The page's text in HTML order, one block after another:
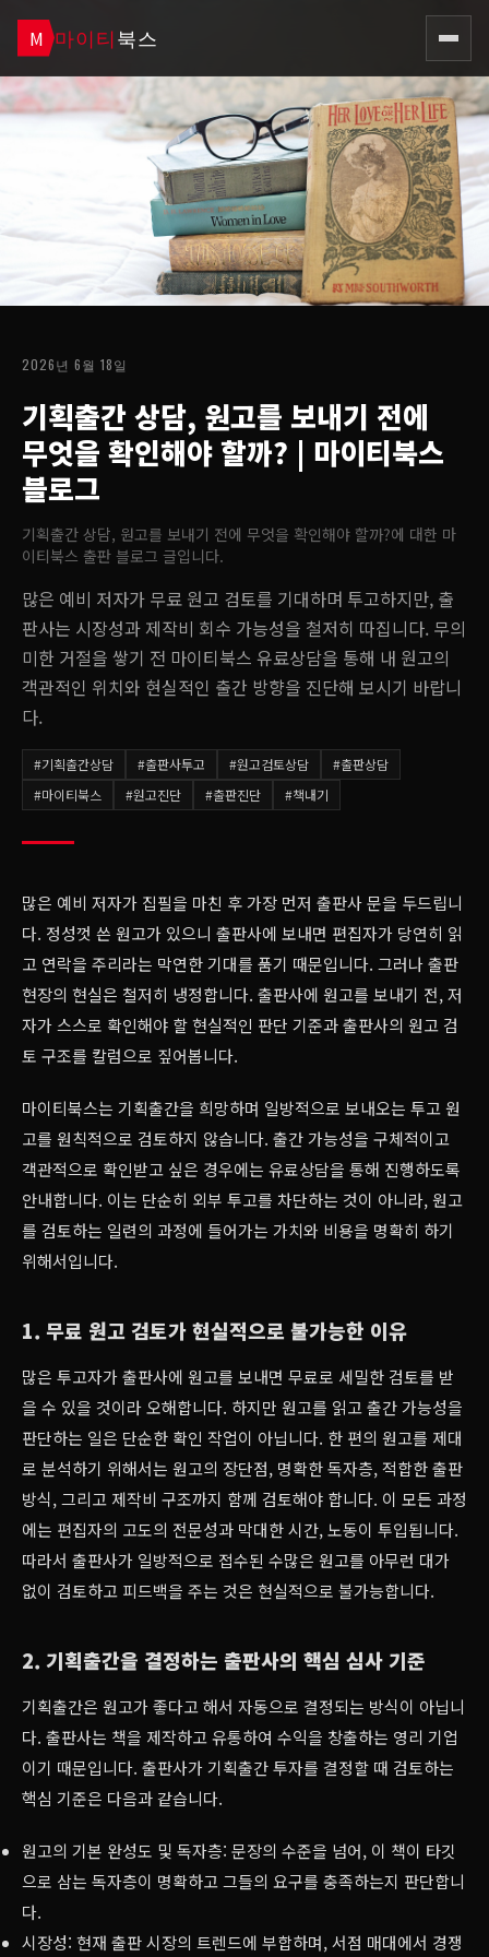
M 마이티북스
2026년 6월 18일
기획출간 상담, 원고를 보내기 전에
무엇을 확인해야 할까? | 마이티북스
블로그
기획출간 상담, 원고를 보내기 전에 무엇을 확인해야 할까?에 대한 마
이티북스 출판 블로그 글입니다.
많은 예비 저자가 무료 원고 검토를 기대하며 투고하지만, 출
판사는 시장성과 제작비 회수 가능성을 철저히 따집니다. 무의
미한 거절을 쌓기 전 마이티북스 유료상담을 통해 내 원고의
객관적인 위치와 현실적인 출간 방향을 진단해 보시기 바랍니
다.
#기획출간상담 #출판사투고 #원고검토상담 #출판상담
#마이티북스 #원고진단 #출판진단 #책내기
많은 예비 저자가 집필을 마친 후 가장 먼저 출판사 문을 두드립니
다. 정성껏 쓴 원고가 있으니 출판사에 보내면 편집자가 당연히 읽
고 연락을 주리라는 막연한 기대를 품기 때문입니다. 그러나 출판
현장의 현실은 철저히 냉정합니다. 출판사에 원고를 보내기 전, 저
자가 스스로 확인해야 할 현실적인 판단 기준과 출판사의 원고 검
토 구조를 칼럼으로 짚어봅니다.
마이티북스는 기획출간을 희망하며 일방적으로 보내오는 투고 원
고를 원칙적으로 검토하지 않습니다. 출간 가능성을 구체적이고
객관적으로 확인받고 싶은 경우에는 유료상담을 통해 진행하도록
안내합니다. 이는 단순히 외부 투고를 차단하는 것이 아니라, 원고
를 검토하는 일련의 과정에 들어가는 가치와 비용을 명확히 하기
위해서입니다.
1. 무료 원고 검토가 현실적으로 불가능한 이유
많은 투고자가 출판사에 원고를 보내면 무료로 세밀한 검토를 받
을 수 있을 것이라 오해합니다. 하지만 원고를 읽고 출간 가능성을
판단하는 일은 단순한 확인 작업이 아닙니다. 한 편의 원고를 제대
로 분석하기 위해서는 원고의 장단점, 명확한 독자층, 적합한 출판
방식, 그리고 제작비 구조까지 함께 검토해야 합니다. 이 모든 과정
에는 편집자의 고도의 전문성과 막대한 시간, 노동이 투입됩니다.
따라서 출판사가 일방적으로 접수된 수많은 원고를 아무런 대가
없이 검토하고 피드백을 주는 것은 현실적으로 불가능합니다.
2. 기획출간을 결정하는 출판사의 핵심 심사 기준
기획출간은 원고가 좋다고 해서 자동으로 결정되는 방식이 아닙니
다. 출판사는 책을 제작하고 유통하여 수익을 창출하는 영리 기업
이기 때문입니다. 출판사가 기획출간 투자를 결정할 때 검토하는
핵심 기준은 다음과 같습니다.
원고의 기본 완성도 및 독자층: 문장의 수준을 넘어, 이 책이 타깃
으로 삼는 독자층이 명확하고 그들의 요구를 충족하는지 판단합니
다.
시장성: 현재 출판 시장의 트렌드에 부합하며, 서점 매대에서 경쟁